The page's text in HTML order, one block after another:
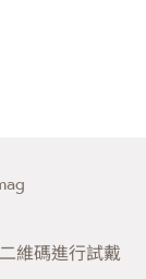
維碼進行試戴